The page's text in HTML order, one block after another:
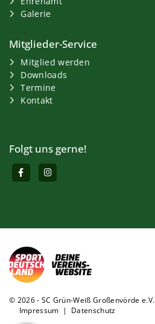
Galerie
Mitglieder-Service
Mitglied werden
Downloads
Termine
Kontakt
Folgt uns gerne!
© 2026 - SC Grün-Weiß Großenvörde e.V.
Impressum | Datenschutz